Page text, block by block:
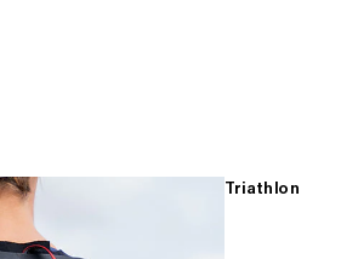
Triathlon